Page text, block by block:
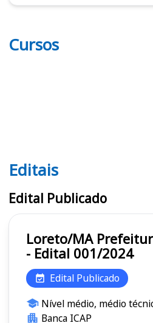
Cursos
Editais
Editais
Edital Publicado
Loreto/MA Prefeitura Municipal
- Edital 001/2024
Edital Publicado
Nível médio, médio
Banca ICAP